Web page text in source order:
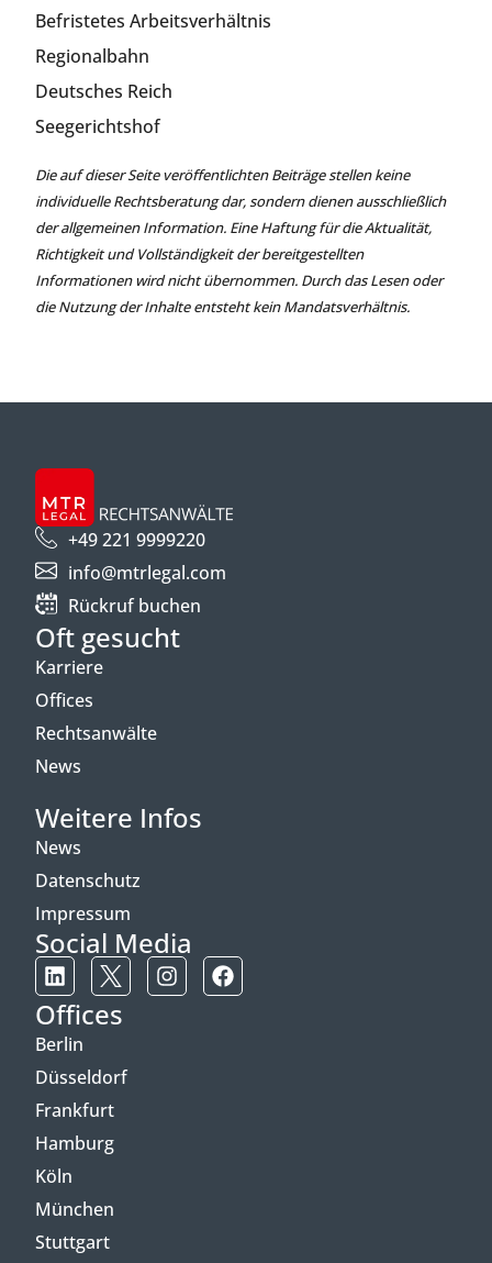
Befristetes Arbeitsverhältnis
Regionalbahn
Deutsches Reich
Seegerichtshof
Die auf dieser Seite veröffentlichten Beiträge stellen keine
individuelle Rechtsberatung dar, sondern dienen ausschließlich
der allgemeinen Information. Eine Haftung für die Aktualität,
Richtigkeit und Vollständigkeit der bereitgestellten
Informationen wird nicht übernommen. Durch das Lesen oder
die Nutzung der Inhalte entsteht kein Mandatsverhältnis.
+49 221 9999220
info@mtrlegal.com
Rückruf buchen
Oft gesucht
Karriere
Offices
Rechtsanwälte
News
Weitere Infos
News
Datenschutz
Impressum
Social Media
Offices
Berlin
Düsseldorf
Frankfurt
Hamburg
Köln
München
Stuttgart